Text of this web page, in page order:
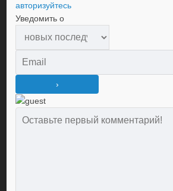
авторизуйтесь
Уведомить о